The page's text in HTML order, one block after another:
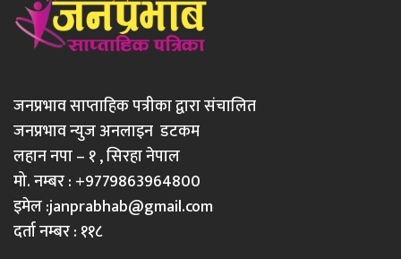
जनप्रभाव साप्ताहिक पत्रीका द्वारा संचालित
जनप्रभाव न्युज अनलाइन डटकम
लहान नपा – १ , सिरहा नेपाल
मो. नम्बर : +9779863964800
इमेल :janprabhab@gmail.com
दर्ता नम्बर : ११८